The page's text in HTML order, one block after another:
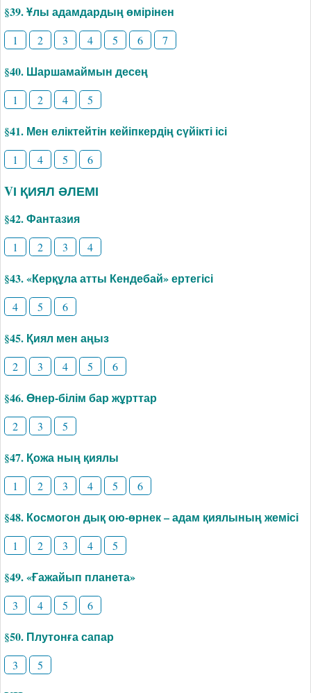
§39. Ұлы адамдардың өмірінен
1 2 3 4 5 6 7
§40. Шаршамаймын десең
1 2 4 5
§41. Мен еліктейтін кейіпкердің сүйікті ісі
1 4 5 6
VІ ҚИЯЛ ӘЛЕМІ
§42. Фантазия
1 2 3 4
§43. «Керқұла атты Кендебай» ертегісі
4 5 6
§45. Қиял мен аңыз
2 3 4 5 6
§46. Өнер-білім бар жұрттар
2 3 5
§47. Қожа ның қиялы
1 2 3 4 5 6
§48. Космогон дық ою-өрнек – адам қиялының жемісі
1 2 3 4 5
§49. «Ғажайып планета»
3 4 5 6
§50. Плутонға сапар
3 5